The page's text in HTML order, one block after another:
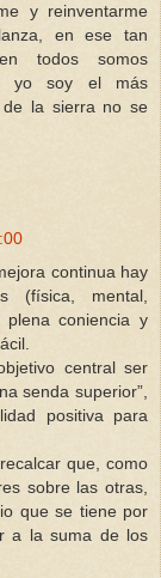
y reinventarme
en ese tan
todos somos
yo soy el más
de la sierra no se
continua hay
(física, mental,
coniencia y
central ser
senda superior”,
positiva para
que, como
sobre las otras,
que se tiene por
a la suma de los